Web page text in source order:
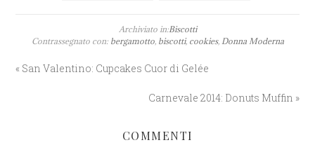
Archiviato in:Biscotti
Contrassegnato con: bergamotto, biscotti, cookies, Donna Moderna
« San Valentino: Cupcakes Cuor di Gelée
Carnevale 2014: Donuts Muffin »
COMMENTI